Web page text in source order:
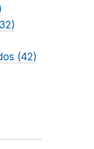
(42)